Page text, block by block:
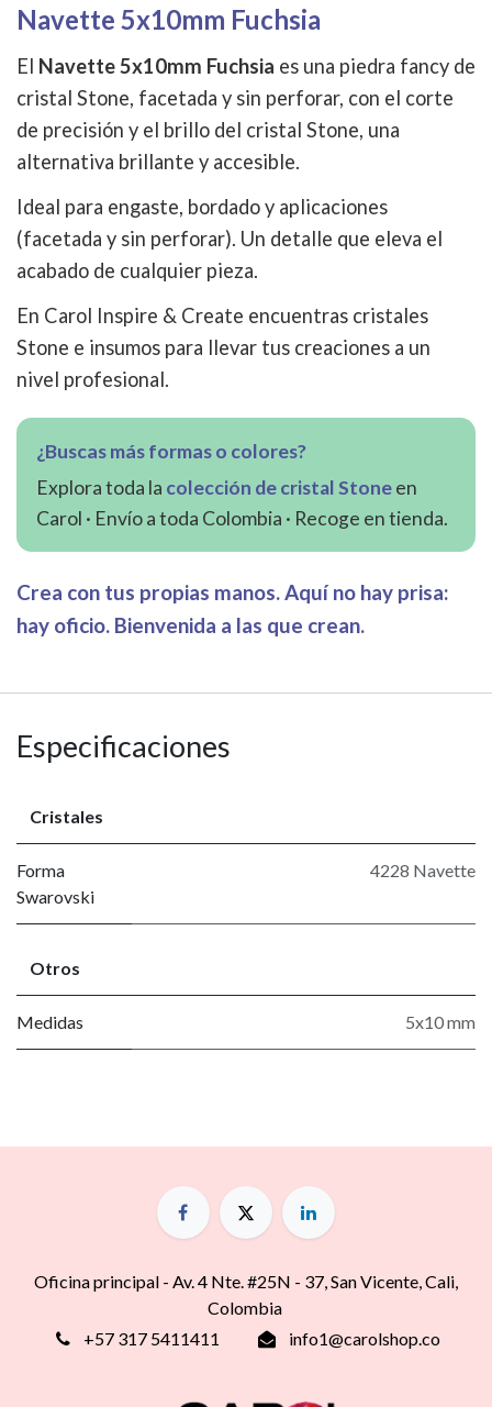
Navette 5x10mm Fuchsia
El Navette 5x10mm Fuchsia es una piedra fancy de
cristal Stone, facetada y sin perforar, con el corte
de precisión y el brillo del cristal Stone, una
alternativa brillante y accesible.
Ideal para engaste, bordado y aplicaciones
(facetada y sin perforar). Un detalle que eleva el
acabado de cualquier pieza.
En Carol Inspire & Create encuentras cristales
Stone e insumos para llevar tus creaciones a un
nivel profesional.
¿Buscas más formas o colores?
Explora toda la colección de cristal Stoneen
Carol · Envío a toda Colombia · Recoge en tienda.
Crea con tus propias manos. Aquí no hay prisa:
hay oficio. Bienvenida a las que crean.
Especificaciones
Cristales
Forma
Swarovski
4228 Navette
Otros
Medidas 5x10 mm
Oficina principal - Av. 4 Nte. #25N - 37, San Vicente, Cali,
Colombia
+57 317 5411411
info1@carolshop.co